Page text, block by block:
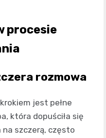
procesie
rozmowa
jest pełne
która dopuściła się
szczerą, często